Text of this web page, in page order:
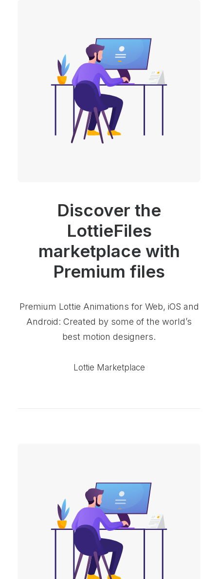
Discover the
LottieFiles
marketplace with
Premium files
Premium Lottie Animations for Web, iOS and
Android: Created by some of the world’s
best motion designers.
Lottie Marketplace